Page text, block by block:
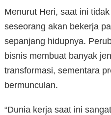
Menurut Heri, saat ini
seseorang akan bekerja
sepanjang hidupnya.
bisnis membuat banyak
transformasi, sementara
bermunculan.
“Dunia kerja saat ini